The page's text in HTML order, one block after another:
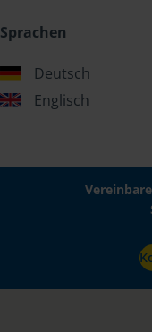
Sprachen
Deutsch
Englisch